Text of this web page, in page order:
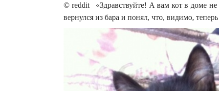
© reddit «Здравствуйте! А вам кот в доме
вернулся из бара и понял, что, видимо,